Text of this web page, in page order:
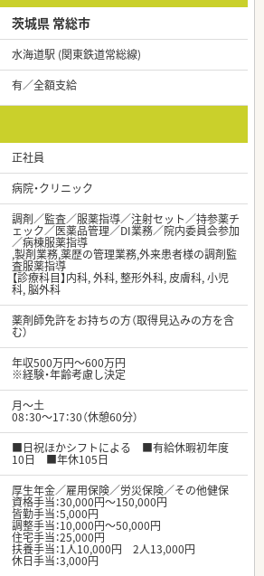
茨城県 常総市
水海道駅 (関東鉄道常総線)
有／全額支給
正社員
病院・クリニック
調剤／監査／服薬指導／注射セット／持参薬チ
ェック／医薬品管理／DI業務／院内委員会参加
／病棟服薬指導
,製剤業務,薬歴の管理業務,外来患者様の調剤監
査服薬指導
【診療科目】内科, 外科, 整形外科, 皮膚科, 小児
科, 脳外科
薬剤師免許をお持ちの方（取得見込みの方を含
む）
年収500万円～600万円
※経験・年齢考慮し決定
月～土
08：30～17：30（休憩60分）
■日祝ほかシフトによる ■有給休暇初年度
10日 ■年休105日
厚生年金／雇用保険／労災保険／その他健保
資格手当：30,000円〜150,000円
皆勤手当：5,000円
調整手当：10,000円～50,000円
住宅手当：25,000円
扶養手当：1人10,000円 2人13,000円
休日手当：3,000円